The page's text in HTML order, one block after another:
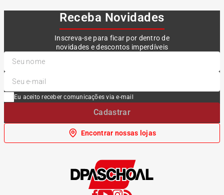
Receba Novidades
Inscreva-se para ficar por dentro de
novidades e descontos imperdíveis
Eu aceito receber comunicações via e-mail
Cadastrar
Encontrar nossas lojas